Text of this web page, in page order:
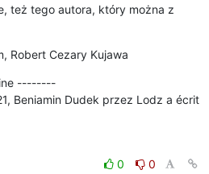
też tego autora, który można z
Robert Cezary Kujawa
--------
Beniamin Dudek przez Lodz a écrit
0
0